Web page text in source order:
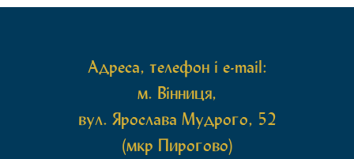
Адреса, телефон і e-mail:
м. Вінниця,
вул. Ярослава Мудрого, 52
(мкр Пирогово)